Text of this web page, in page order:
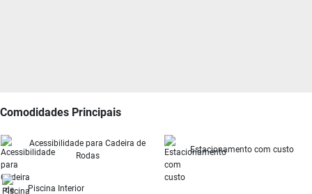
Comodidades Principais
Acessibilidade para Cadeira de
Rodas
Estacionamento com custo
Piscina Interior